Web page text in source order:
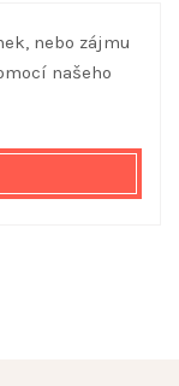
nebo zájmu
našeho